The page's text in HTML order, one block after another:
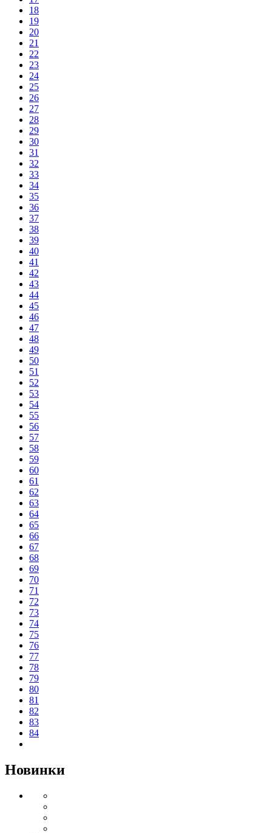
18
19
20
21
22
23
24
25
26
27
28
29
30
31
32
33
34
35
36
37
38
39
40
41
42
43
44
45
46
47
48
49
50
51
52
53
54
55
56
57
58
59
60
61
62
63
64
65
66
67
68
69
70
71
72
73
74
75
76
77
78
79
80
81
82
83
84
Новинки